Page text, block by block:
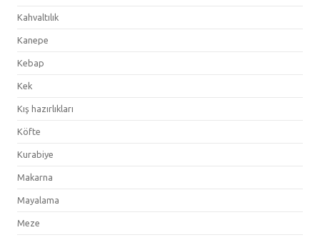
Kahvaltılık
Kanepe
Kebap
Kek
Kış hazırlıkları
Köfte
Kurabiye
Makarna
Mayalama
Meze